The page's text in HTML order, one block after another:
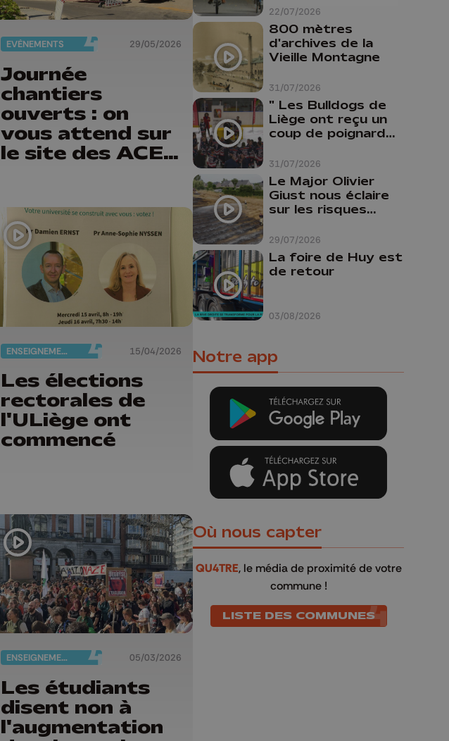
EVÈNEMENTS 29/05/2026
Journée
chantiers
ouverts : on
vous attend sur
le site des ACEC
ENSEIGNEMENT 15/04/2026
Les élections
rectorales de
l'ULiège ont
commencé
ENSEIGNEMENT 05/03/2026
Les étudiants
disent non à
l'augmentation
22/07/2026
cyclo-piétonnes
Avroy et
Guillemins...
31/07/2026
800 mètres
d'archives de la
Vieille Montagne
31/07/2026
" Les Bulldogs de
Liège ont reçu un
coup de poignard
29/07/2026
Le Major Olivier
Giust nous éclaire
sur les risques
Belgique : "Un
incendie comme en
Gironde ne pourrait
pas avoir lieu chez
03/08/2026
La foire de Huy est
de retour
Notre app
Où nous capter
QU4TRE, le média de proximité de votre
commune !
LISTE DES COMMUNES